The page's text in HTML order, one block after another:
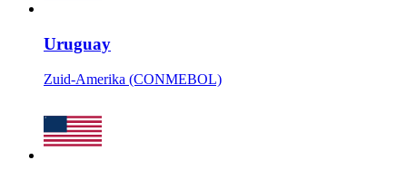
Uruguay
Zuid-Amerika (CONMEBOL)